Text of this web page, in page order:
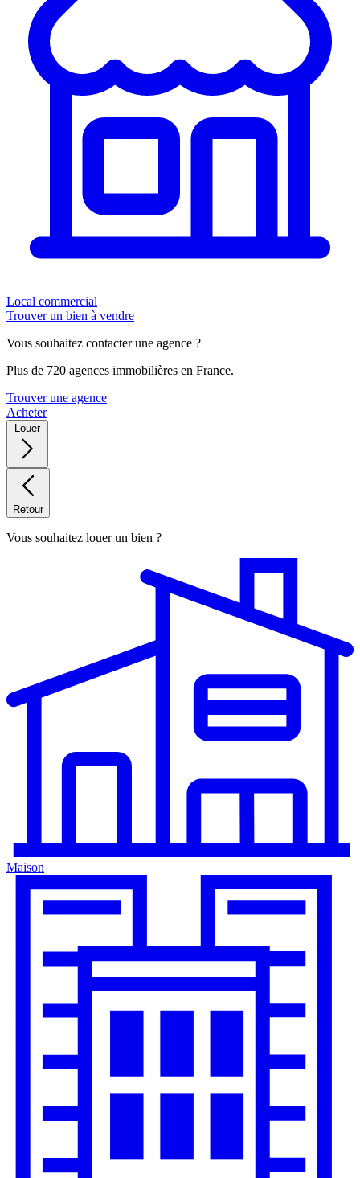
Local commercial
Trouver un bien à vendre
Vous souhaitez contacter une agence ?
Plus de 720 agences immobilières en France.
Trouver une agence
Acheter
Louer
Retour
Vous souhaitez louer un bien ?
Maison